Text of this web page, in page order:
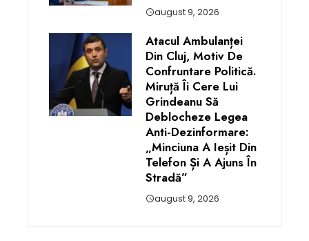
august 9, 2026
Atacul Ambulanței
Din Cluj, Motiv De
Confruntare Politică.
Miruță Îi Cere Lui
Grindeanu Să
Deblocheze Legea
Anti-Dezinformare:
„Minciuna A Ieșit Din
Telefon Și A Ajuns În
Stradă”
august 9, 2026